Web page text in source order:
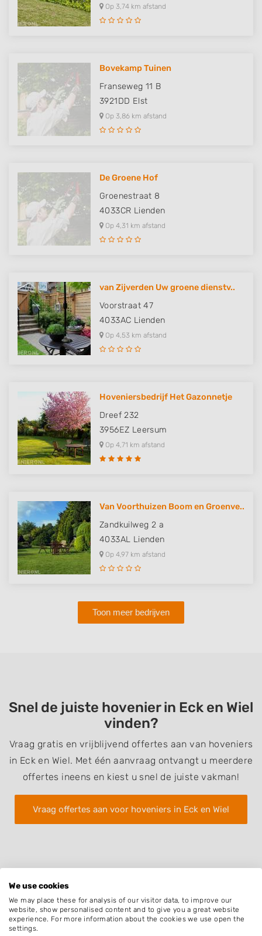
Op 3,74 km afstand
Bovekamp Tuinen
Franseweg 11 B
3921DD Elst
Op 3,86 km afstand
De Groene Hof
Groenestraat 8
4033CR Lienden
Op 4,31 km afstand
van Zijverden Uw groene dienstv..
Voorstraat 47
4033AC Lienden
Op 4,53 km afstand
Hoveniersbedrijf Het Gazonnetje
Dreef 232
3956EZ Leersum
Op 4,71 km afstand
Van Voorthuizen Boom en Groenve..
Zandkuilweg 2 a
4033AL Lienden
Op 4,97 km afstand
Toon meer bedrijven
Snel de juiste hovenier in Eck en Wiel
vinden?
Vraag gratis en vrijblijvend offertes aan van hoveniers
in Eck en Wiel. Met één aanvraag ontvangt u meerdere
offertes ineens en kiest u snel de juiste vakman!
Vraag offertes aan voor hoveniers in Eck en Wiel
Plaatsen in de buurt
Ingen
We use cookies
We may place these for analysis of our visitor data, to improve our
website, show personalised content and to give you a great website
experience. For more information about the cookies we use open the
settings.